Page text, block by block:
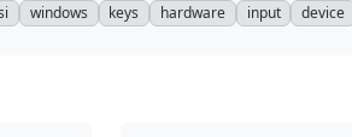
windows keys hardware input device